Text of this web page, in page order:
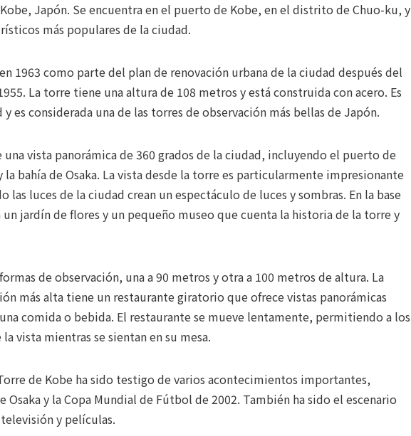
Japón. Se encuentra en el puerto de Kobe, en el distrito de Chuo-ku, y
más populares de la ciudad.
1963 como parte del plan de renovación urbana de la ciudad después del
La torre tiene una altura de 108 metros y está construida con acero. Es
es considerada una de las torres de observación más bellas de Japón.
una vista panorámica de 360 grados de la ciudad, incluyendo el puerto de
bahía de Osaka. La vista desde la torre es particularmente impresionante
las luces de la ciudad crean un espectáculo de luces y sombras. En la base
jardín de flores y un pequeño museo que cuenta la historia de la torre y
de observación, una a 90 metros y otra a 100 metros de altura. La
más alta tiene un restaurante giratorio que ofrece vistas panorámicas
comida o bebida. El restaurante se mueve lentamente, permitiendo a los
vista mientras se sientan en su mesa.
de Kobe ha sido testigo de varios acontecimientos importantes,
Osaka y la Copa Mundial de Fútbol de 2002. También ha sido el escenario
y películas.